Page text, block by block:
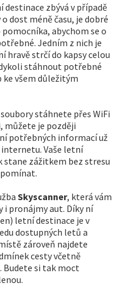
zbývá v případě
dost méně času, je dobré
abychom se o
Jedním z nich je
hravě strčí do kapsy celou
stáhnout potřebné
všem důležitým
stáhnete přes WiFi
můžete je později
potřebných informací už
Vaše letní
stane zážitkem bez stresu
Skyscanner, která vám
pronájmy aut. Díky ní
letní destinace je v
dostupných letů a
zároveň najdete
cesty včetně
Budete si tak moct